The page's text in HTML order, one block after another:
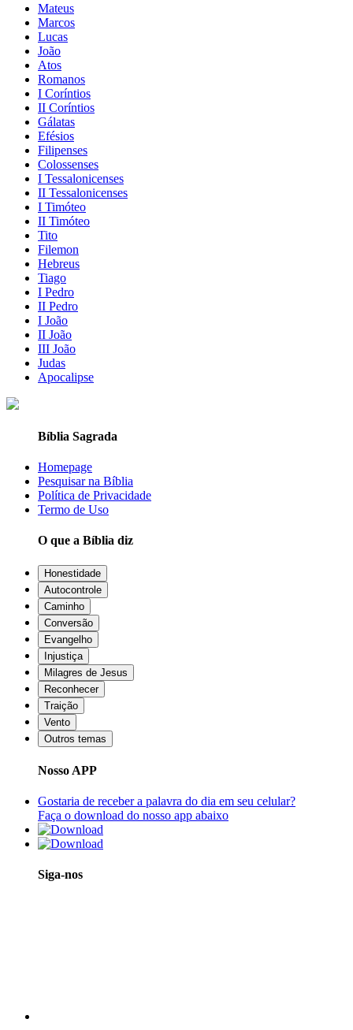
Mateus
Marcos
Lucas
João
Atos
Romanos
I Coríntios
II Coríntios
Gálatas
Efésios
Filipenses
Colossenses
I Tessalonicenses
II Tessalonicenses
I Timóteo
II Timóteo
Tito
Filemon
Hebreus
Tiago
I Pedro
II Pedro
I João
II João
III João
Judas
Apocalipse
Bíblia Sagrada
Homepage
Pesquisar na Bíblia
Política de Privacidade
Termo de Uso
O que a Bíblia diz
Honestidade
Autocontrole
Caminho
Conversão
Evangelho
Injustiça
Milagres de Jesus
Reconhecer
Traição
Vento
Outros temas
Nosso APP
Gostaria de receber a palavra do dia em seu celular?
Faça o download do nosso app abaixo
Siga-nos